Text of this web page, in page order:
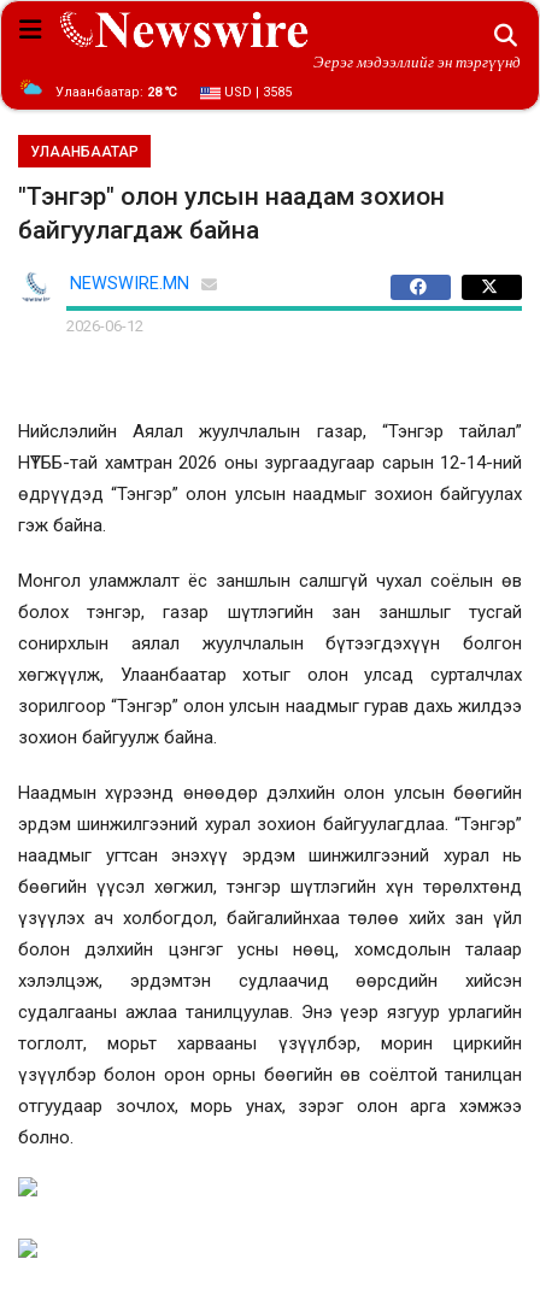
Эерэг мэдээллийг эн тэргүүнд
Улаанбаатар: 28 ℃ USD | 3585
УЛААНБААТАР
"Тэнгэр" олон улсын наадам зохион
байгуулагдаж байна
NEWSWIRE.MN
2026-06-12
Нийслэлийн Аялал жуулчлалын газар, “Тэнгэр тайлал”
НҮТББ-тай хамтран 2026 оны зургаадугаар сарын 12-14-ний
өдрүүдэд “Тэнгэр” олон улсын наадмыг зохион байгуулах
гэж байна.
Монгол уламжлалт ёс заншлын салшгүй чухал соёлын өв
болох тэнгэр, газар шүтлэгийн зан заншлыг тусгай
сонирхлын аялал жуулчлалын бүтээгдэхүүн болгон
хөгжүүлж, Улаанбаатар хотыг олон улсад сурталчлах
зорилгоор “Тэнгэр” олон улсын наадмыг гурав дахь жилдээ
зохион байгуулж байна.
Наадмын хүрээнд өнөөдөр дэлхийн олон улсын бөөгийн
эрдэм шинжилгээний хурал зохион байгуулагдлаа. “Тэнгэр”
наадмыг угтсан энэхүү эрдэм шинжилгээний хурал нь
бөөгийн үүсэл хөгжил, тэнгэр шүтлэгийн хүн төрөлхтөнд
үзүүлэх ач холбогдол, байгалийнхаа төлөө хийх зан үйл
болон дэлхийн цэнгэг усны нөөц, хомсдолын талаар
хэлэлцэж, эрдэмтэн судлаачид өөрсдийн хийсэн
судалгааны ажлаа танилцуулав. Энэ үеэр язгуур урлагийн
тоглолт, морьт харвааны үзүүлбэр, морин циркийн
үзүүлбэр болон орон орны бөөгийн өв соёлтой танилцан
отгуудаар зочлох, морь унах, зэрэг олон арга хэмжээ
болно.